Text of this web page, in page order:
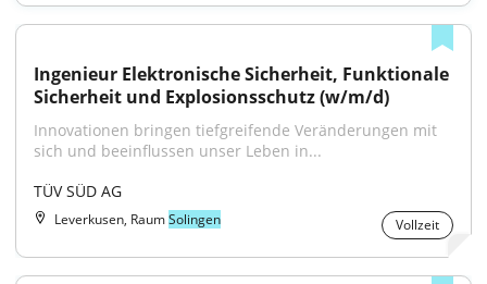
Ingenieur Elektronische Sicherheit, Funktionale
Sicherheit und Explosionsschutz (w/m/d)
Innovationen bringen tiefgreifende Veränderungen mit
sich und beeinflussen unser Leben in...
TÜV SÜD AG
Leverkusen, RaumSolingen Vollzeit